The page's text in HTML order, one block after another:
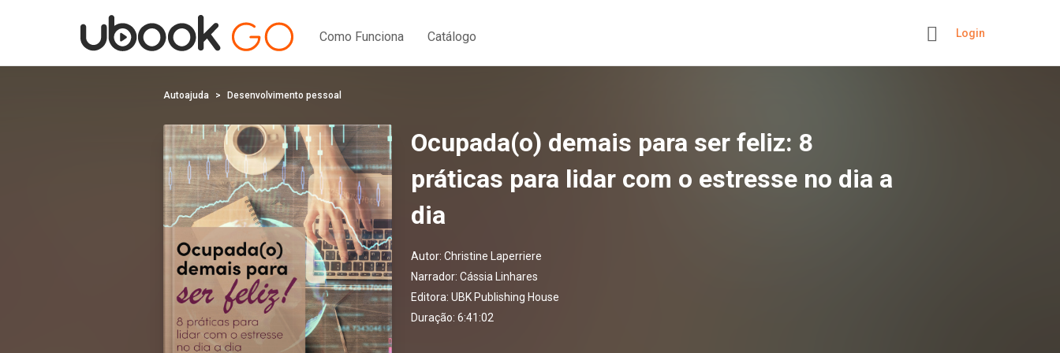
Como Funciona Catálogo Login
Autoajuda Desenvolvimento pessoal
Ocupada(o) demais para ser feliz: 8
práticas para lidar com o estresse no dia a
dia
Autor: Christine Laperriere
Narrador: Cássia Linhares
Editora: UBK Publishing House
Duração: 6:41:02